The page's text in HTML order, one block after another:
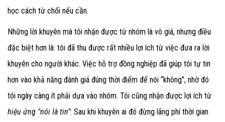
học cách từ chối nếu cần.
Những lời khuyên mà tôi nhận được từ nhóm là vô giá, nhưng điều
đặc biệt hơn là: tôi đã thu được rất nhiều lợi ích từ việc đưa ra lời
khuyên cho người khác. Việc hỗ trợ đồng nghiệp đã giúp tôi tự tin
hơn vào khả năng đánh giá đúng thời điểm để nói “không”, nhờ đó
tôi ngày càng ít phải dựa vào nhóm. Tôi cũng nhận được lợi ích từ
hiệu ứng "nói là tin": Sau khi khuyên ai đó đừng lãng phí thời gian